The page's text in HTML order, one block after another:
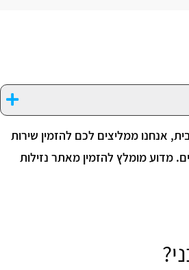
אנחנו ממליצים לכם להזמין שירות
מדוע מומלץ להזמין מאתר נזילות